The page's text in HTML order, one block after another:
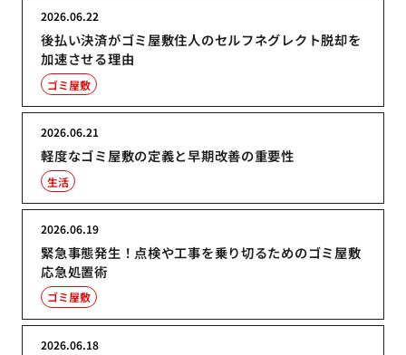
後払い決済がゴミ屋敷住人のセルフネグレクト脱却を
加速させる理由
2026.06.22
ゴミ屋敷
軽度なゴミ屋敷の定義と早期改善の重要性
2026.06.21
生活
緊急事態発生！点検や工事を乗り切るためのゴミ屋敷
応急処置術
2026.06.19
ゴミ屋敷
2026.06.18